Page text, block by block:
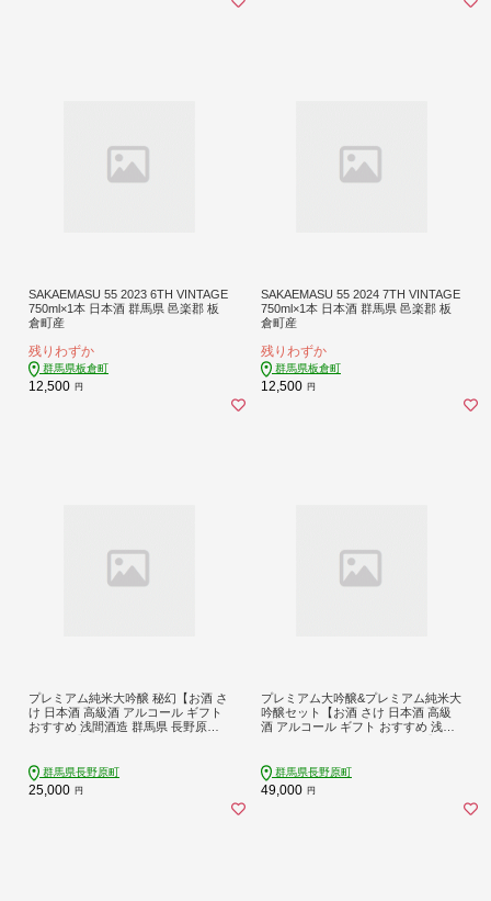
SAKAEMASU 55 2023 6TH VINTAGE
750ml×1本 日本酒 群馬県 邑楽郡 板
倉町産
残りわずか
群馬県板倉町
12,500 円
SAKAEMASU 55 2024 7TH VINTAGE
750ml×1本 日本酒 群馬県 邑楽郡 板
倉町産
残りわずか
群馬県板倉町
12,500 円
プレミアム純米大吟醸 秘幻【お酒 さ
け 日本酒 高級酒 アルコール ギフト
おすすめ 浅間酒造 群馬県 長野原町
群馬県長野原町
25,000 円
プレミアム大吟醸&プレミアム純米大
吟醸セット【お酒 さけ 日本酒 高級
酒 アルコール ギフト おすすめ 浅間
群馬県長野原町
49,000 円